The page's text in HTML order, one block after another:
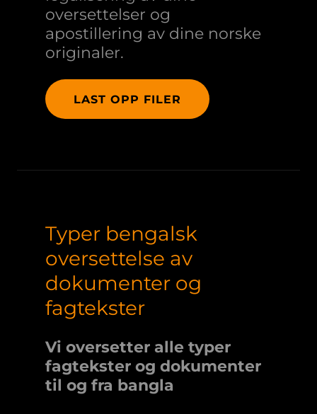
oversettelser og
apostillering av dine norske
originaler.
LAST OPP FILER
Typer bengalsk
oversettelse av
dokumenter og
fagtekster
Vi oversetter alle typer
fagtekster og dokumenter
til og fra bangla